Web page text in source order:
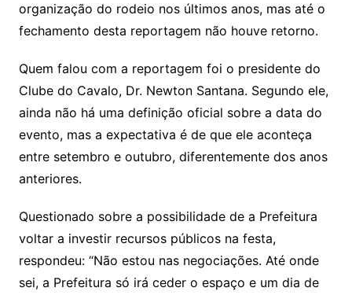
organização do rodeio nos últimos anos, mas até o
fechamento desta reportagem não houve retorno.
Quem falou com a reportagem foi o presidente do
Clube do Cavalo, Dr. Newton Santana. Segundo ele,
ainda não há uma definição oficial sobre a data do
evento, mas a expectativa é de que ele aconteça
entre setembro e outubro, diferentemente dos anos
anteriores.
Questionado sobre a possibilidade de a Prefeitura
voltar a investir recursos públicos na festa,
respondeu: “Não estou nas negociações. Até onde
sei, a Prefeitura só irá ceder o espaço e um dia de